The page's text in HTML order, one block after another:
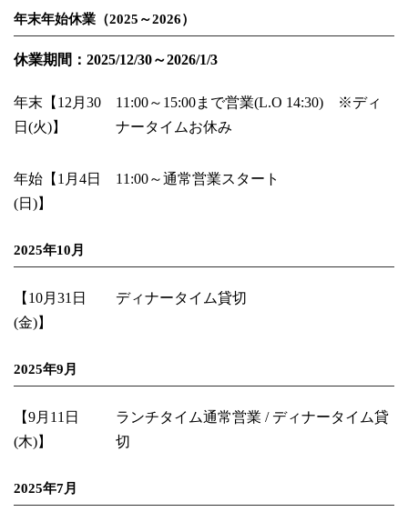
年末年始休業（2025～2026）
休業期間：2025/12/30～2026/1/3
年末【12月30
日(火)】
11:00～15:00まで営業(L.O 14:30) ※ディ
ナータイムお休み
年始【1月4日
(日)】
11:00～通常営業スタート
2025年10月
【10月31日
(金)】
ディナータイム貸切
2025年9月
【9月11日
(木)】
ランチタイム通常営業 / ディナータイム貸
切
2025年7月